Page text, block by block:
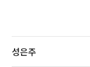
성은주